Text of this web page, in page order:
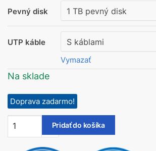
Pevný disk
UTP káble
Vymazať
Na sklade
Doprava zadarmo!
Pridať do košíka